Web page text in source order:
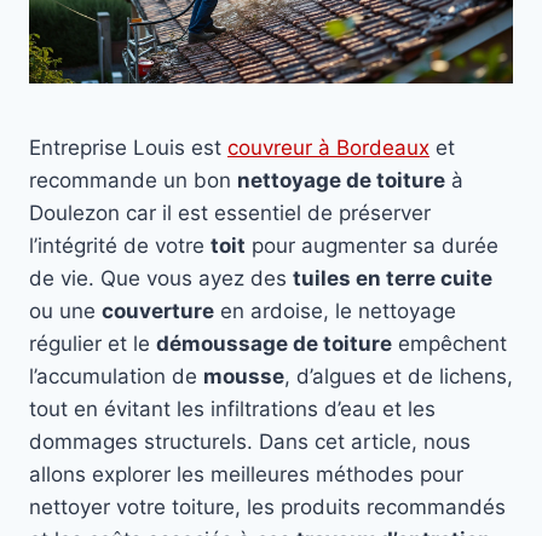
Entreprise Louis est couvreur à Bordeaux et
recommande un bon nettoyage de toiture à
Doulezon car il est essentiel de préserver
l’intégrité de votre toit pour augmenter sa durée
de vie. Que vous ayez des tuiles en terre cuite
ou une couverture en ardoise, le nettoyage
régulier et le démoussage de toiture empêchent
l’accumulation de mousse, d’algues et de lichens,
tout en évitant les infiltrations d’eau et les
dommages structurels. Dans cet article, nous
allons explorer les meilleures méthodes pour
nettoyer votre toiture, les produits recommandés